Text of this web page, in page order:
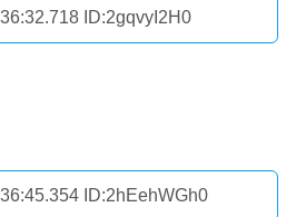
ID:2gqvyI2H0
ID:2hEehWGh0